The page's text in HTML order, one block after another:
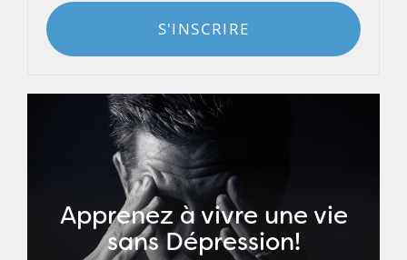
S'INSCRIRE
Apprenez à vivre une vie
sans Dépression!